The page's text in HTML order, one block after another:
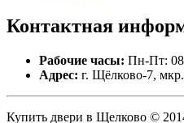
Контактная
Рабочие часы: Пн-Пт:
Адрес: г. Щёлково-7,
Купить двери в Щелково ©